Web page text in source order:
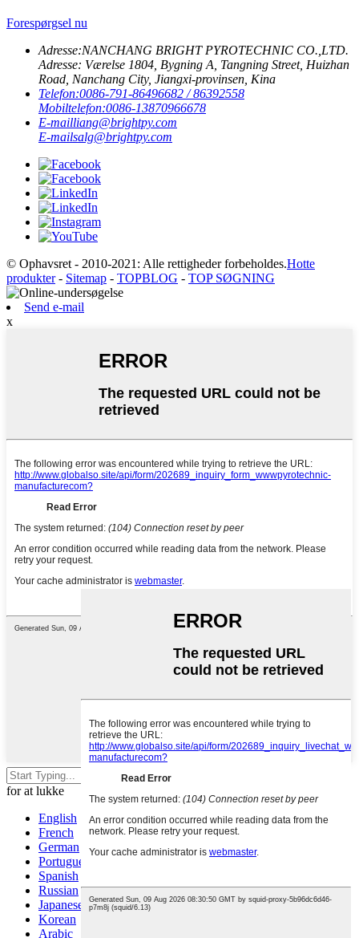
Forespørgsel nu
Adresse:NANCHANG BRIGHT PYROTECHNIC CO.,LTD.
Adresse: Værelse 1804, Bygning A, Tangning Street, Huizhan
Road, Nanchang City, Jiangxi-provinsen, Kina
Telefon:0086-791-86496682 / 86392558
Mobiltelefon:0086-13870966678
E-mailliang@brightpy.com
E-mailsalg@brightpy.com
© Ophavsret - 2010-2021: Alle rettigheder forbeholdes.Hotte
produkter- Sitemap - TOPBLOG - TOP SØGNING
Send e-mail
x
for at lukke
English
French
German
Portuguese
Spanish
Russian
Japanese
Korean
Arabic